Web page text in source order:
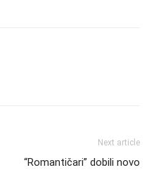
Next article
“Romantičari” dobili novo